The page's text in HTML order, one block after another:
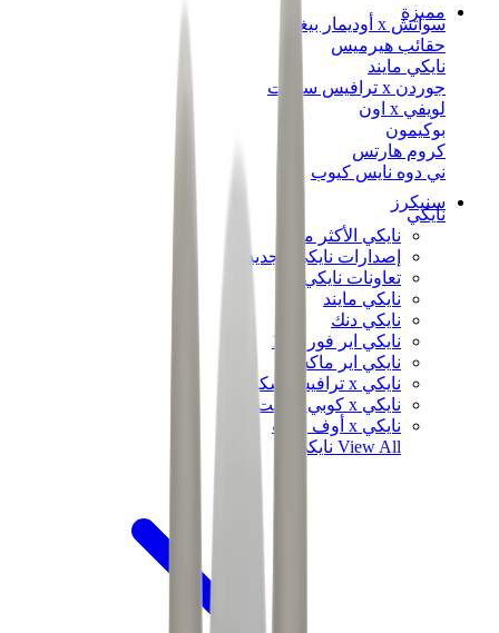
مميزة
سواتش x أوديمار بيغيه
حقائب هيرميس
نايكي مايند
جوردن x ترافيس سكوت
لويفي x اون
بوكيمون
كروم هارتس
ني دوه نايس كيوب
سنيكرز
نايكي
نايكي الأكثر مبيعاً
إصدارات نايكي الجديدة
تعاونات نايكي
نايكي مايند
نايكي دنك
نايكي اير فورس 1
نايكي اير ماكس
نايكي x ترافيس سكوت
نايكي x كوبي براينت
نايكي x أوف وايت
View All نايكي